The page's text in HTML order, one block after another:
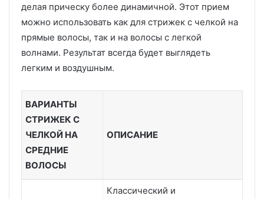
делая прическу более динамичной. Этот прием
можно использовать как для стрижек с челкой на
прямые волосы, так и на волосы с легкой
волнами. Результат всегда будет выглядеть
легким и воздушным.
ВАРИАНТЫ
СТРИЖЕК С
ЧЕЛКОЙ НА
СРЕДНИЕ
ВОЛОСЫ
ОПИСАНИЕ
Классический и